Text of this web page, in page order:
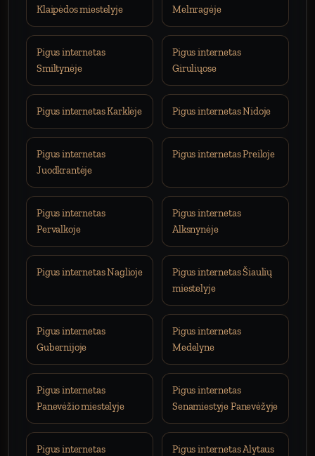
Klaipėdos miestelyje
Melnragėje
Pigus internetas
Smiltynėje
Pigus internetas
Giruliųose
Pigus internetas Karklėje Pigus internetas Nidoje
Pigus internetas
Juodkrantėje
Pigus internetas Preiloje
Pigus internetas
Pervalkoje
Pigus internetas
Alksnynėje
Pigus internetas Naglioje
Pigus internetas Šiaulių
miestelyje
Pigus internetas
Gubernijoje
Pigus internetas
Medelyne
Pigus internetas
Panevėžio miestelyje
Pigus internetas
Senamiestyje Panevėžyje
Pigus internetas
Pigus internetas Alytaus